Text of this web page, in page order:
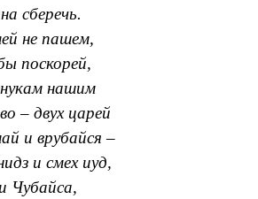
сберечь.
не пашем,
поскорей,
нашим
– двух царей
и врубайся –
и смех иуд,
Чубайса,